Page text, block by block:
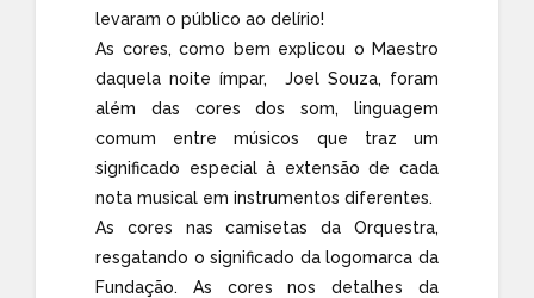
levaram o público ao delírio!
As cores, como bem explicou o Maestro
daquela noite ímpar, Joel Souza, foram
além das cores dos som, linguagem
comum entre músicos que traz um
significado especial à extensão de cada
nota musical em instrumentos diferentes.
As cores nas camisetas da Orquestra,
resgatando o significado da logomarca da
Fundação. As cores nos detalhes da